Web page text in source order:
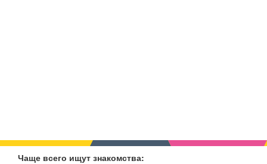
Чаще всего ищут знакомства: